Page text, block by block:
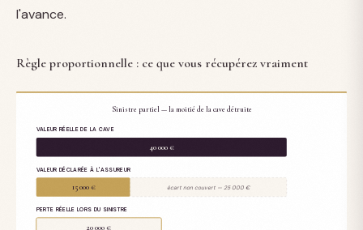
l'avance.
Règle proportionnelle : ce que vous récupérez vraiment
Sinistre partiel — la moitié de la cave détruite
VALEUR RÉELLE DE LA CAVE
40 000 €
VALEUR DÉCLARÉE À L'ASSUREUR
15 000 € écart non couvert — 25 000 €
PERTE RÉELLE LORS DU SINISTRE
20 000 €